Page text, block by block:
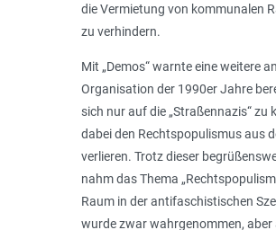
die Vermietung von kommunalen
zu verhindern.
Mit „Demos“ warnte eine weitere
Organisation der 1990er Jahre
sich nur auf die „Straßennazis“ zu
dabei den Rechtspopulismus aus
verlieren. Trotz dieser
nahm das Thema
Raum in der antifaschistischen
wurde zwar wahrgenommen,